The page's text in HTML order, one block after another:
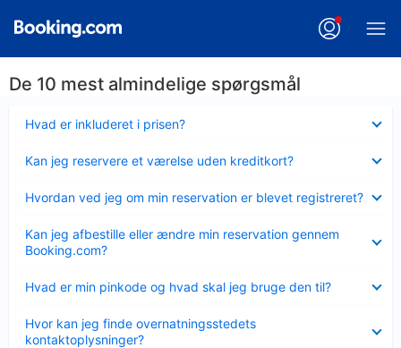
De 10 mest almindelige spørgsmål
Hvad er inkluderet i prisen?
Kan jeg reservere et værelse uden kreditkort?
Hvordan ved jeg om min reservation er blevet registreret?
Kan jeg afbestille eller ændre min reservation gennem
Booking.com?
Hvad er min pinkode og hvad skal jeg bruge den til?
Hvor kan jeg finde overnatningsstedets
kontaktoplysninger?